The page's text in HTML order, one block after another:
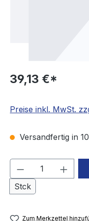
39,13 €*
Preise inkl. MwSt.
Versandfertig in
Produkt
Stck
Zum Merkzettel